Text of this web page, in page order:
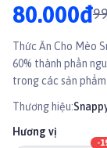
80.000đ
Thức Ăn Cho Mèo
60% thành phần
trong các sản
Thương hiệu:
Hương vị
-